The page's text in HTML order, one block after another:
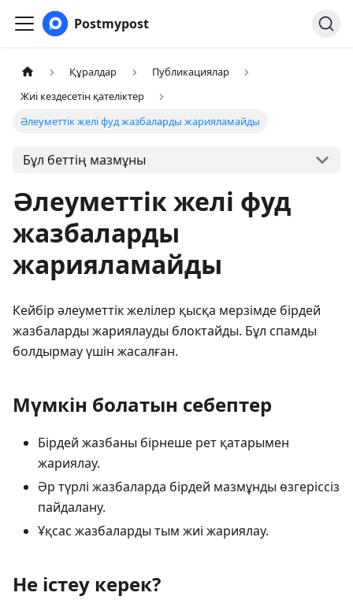
Postmypost
Құралдар
Публикациялар
Жиі кездесетін қателіктер
Әлеуметтік желі фуд жазбаларды жарияламайды
Бұл беттің мазмұны
Әлеуметтік желі фуд
жазбаларды
жарияламайды
Кейбір әлеуметтік желілер қысқа мерзімде бірдей
жазбаларды жариялауды блоктайды. Бұл спамды
болдырмау үшін жасалған.
Мүмкін болатын себептер
Бірдей жазбаны бірнеше рет қатарымен
жариялау.
Әр түрлі жазбаларда бірдей мазмұнды өзгеріссіз
пайдалану.
Ұқсас жазбаларды тым жиі жариялау.
Не істеу керек?